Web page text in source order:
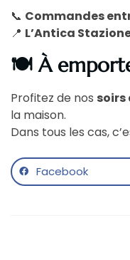
📞 Commandes
📍 L’Antica
🍽️ À
Profitez de nos soirs
la maison.
Dans tous les cas,
Facebook